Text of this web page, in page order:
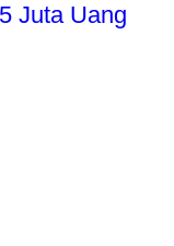
Juta Uang